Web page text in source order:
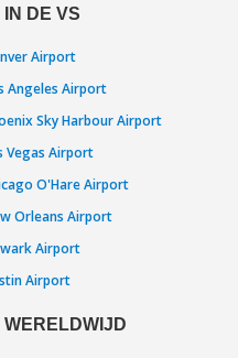
DE VS
Airport
Angeles Airport
Sky Harbour Airport
Vegas Airport
O'Hare Airport
Orleans Airport
Airport
Airport